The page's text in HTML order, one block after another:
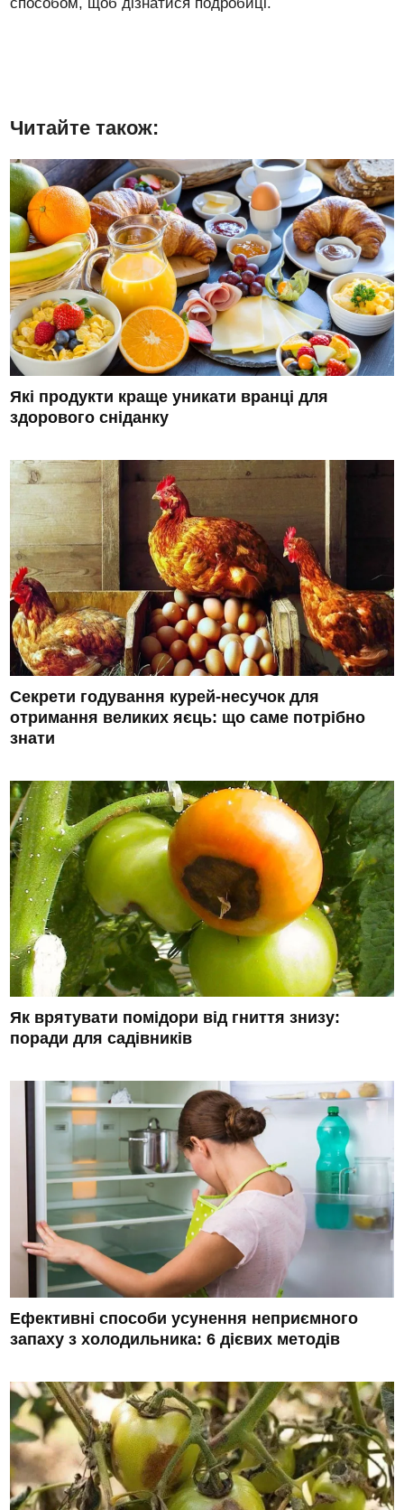
способом, щоб дізнатися подробиці.
Читайте також:
Які продукти краще уникати вранці для
здорового сніданку
Секрети годування курей-несучок для
отримання великих яєць: що саме потрібно
знати
Як врятувати помідори від гниття знизу:
поради для садівників
Ефективні способи усунення неприємного
запаху з холодильника: 6 дієвих методів